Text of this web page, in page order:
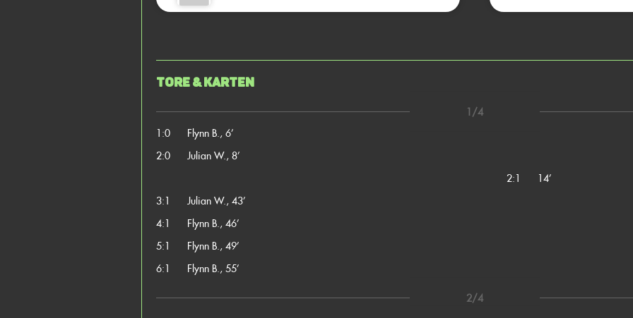
Tore & Karten
1/4
1:0
Flynn B., 6’
2:0
Julian W., 8’
2:1
14’
3:1
Julian W., 43’
4:1
Flynn B., 46’
5:1
Flynn B., 49’
6:1
Flynn B., 55’
2/4